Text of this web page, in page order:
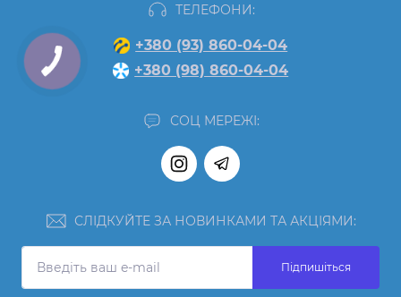
ТЕЛЕФОНИ:
+380 (93) 860-04-04
+380 (98) 860-04-04
СОЦ МЕРЕЖІ:
СЛІДКУЙТЕ ЗА НОВИНКАМИ ТА АКЦІЯМИ:
Підпишіться